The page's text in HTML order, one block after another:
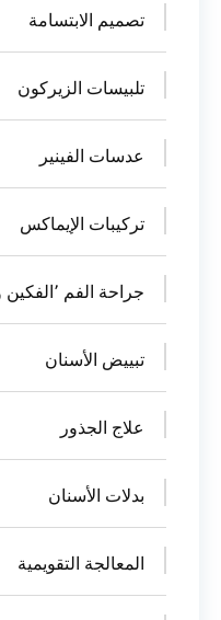
تصميم الابتسامة
تلبيسات الزيركون
عدسات الفينير
تركيبات الإيماكس
جراحة الفم ٬الفكين والأسنان
تبييض الأسنان
علاج الجذور
بدلات الأسنان
المعالجة التقويمية